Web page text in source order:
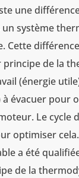
une
système
Cette
principe de la
(énergie
évacuer pour
Le cycle
optimiser
a été
de la